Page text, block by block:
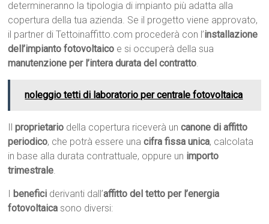
determineranno la tipologia di impianto più adatta alla
copertura della tua azienda. Se il progetto viene approvato,
il partner di Tettoinaffitto.com procederà con l’installazione
dell’impianto fotovoltaico e si occuperà della sua
manutenzione per l’intera durata del contratto.
noleggio tetti di laboratorio per centrale fotovoltaica
Ilproprietario della copertura riceverà uncanone di affitto
periodico, che potrà essere unacifra fissa unica, calcolata
in base alla durata contrattuale, oppure un importo
trimestrale.
benefici derivanti dall’affitto del tetto per l’energia
fotovoltaica sono diversi: